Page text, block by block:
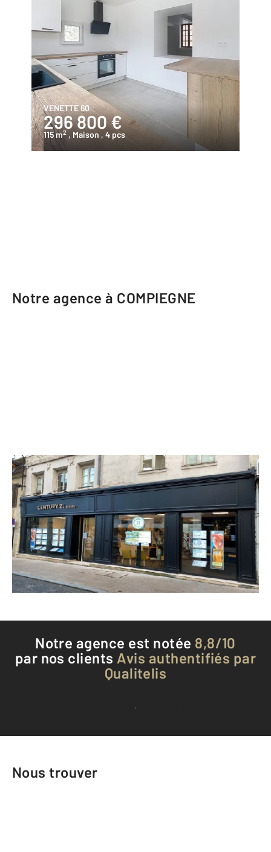
VENETTE 60
296 800 €
115 m2 , Maison , 4 pcs
Notre agence à COMPIEGNE
CENTURY 21 Infinity
28 rue Saint Corneille
COMPIEGNE - 60200
Envoyer un message
Téléphoner à l'agence
Notre agence est notée 8,8/10
par nos clients Avis authentifiés par
Qualitelis
Voir tous les avis clients
Nous trouver